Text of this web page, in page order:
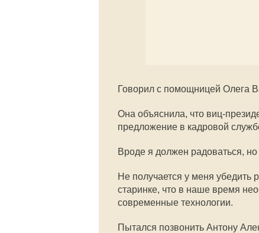
Говорил с помощницей Олега
Она объяснила, что виц-
предложение в кадровой
Вроде я должен радоваться, но
Не получается у меня убедить
старинке, что в наше время
современные технологии.
Пытался позвонить Антону